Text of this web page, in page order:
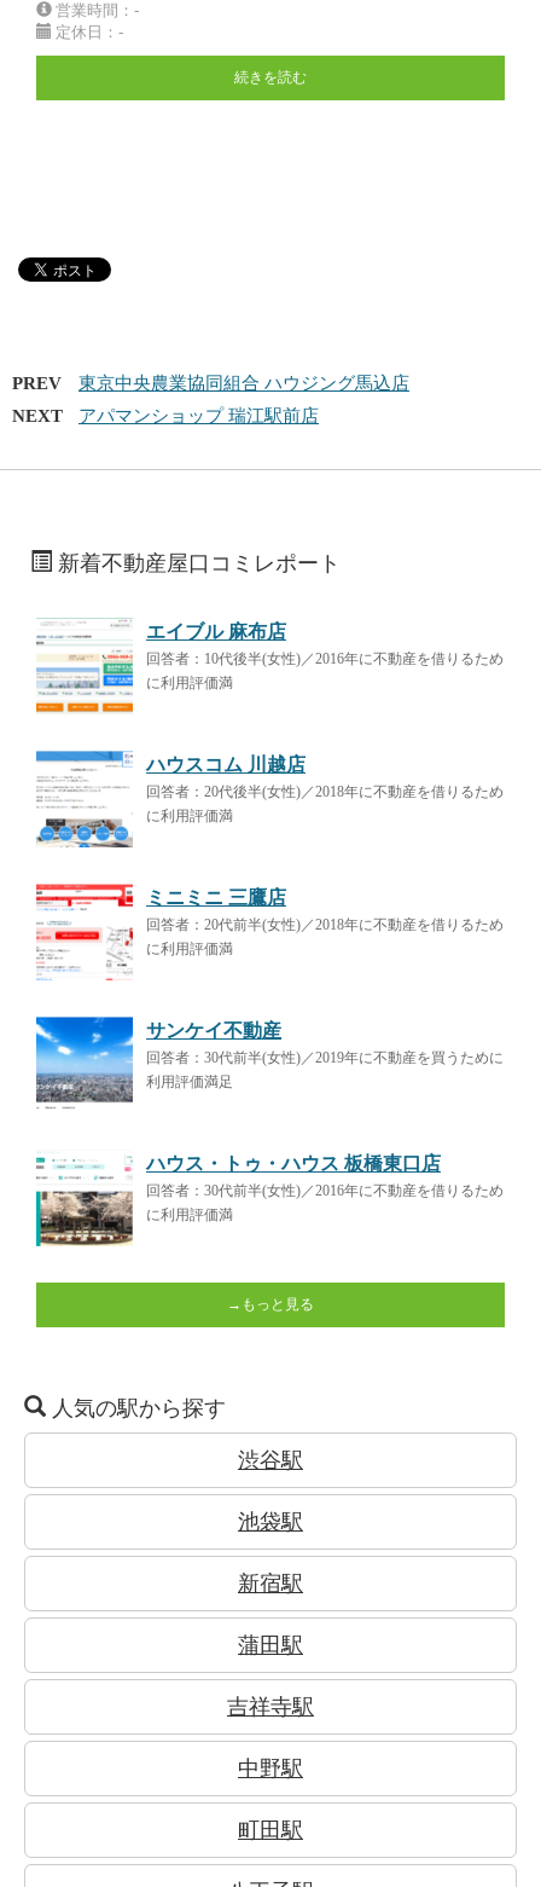
営業時間：-
定休日：-
続きを読む
PREV
東京中央農業協同組合 ハウジング馬込店
NEXT
アパマンショップ 瑞江駅前店
新着不動産屋口コミレポート
エイブル 麻布店
回答者：10代後半(女性)／2016年に不動産を借りるため
に利用評価満
ハウスコム 川越店
回答者：20代後半(女性)／2018年に不動産を借りるため
に利用評価満
ミニミニ 三鷹店
回答者：20代前半(女性)／2018年に不動産を借りるため
に利用評価満
サンケイ不動産
回答者：30代前半(女性)／2019年に不動産を買うために
利用評価満足
ハウス・トゥ・ハウス 板橋東口店
回答者：30代前半(女性)／2016年に不動産を借りるため
に利用評価満
→もっと見る
人気の駅から探す
渋谷駅
池袋駅
新宿駅
蒲田駅
吉祥寺駅
中野駅
町田駅